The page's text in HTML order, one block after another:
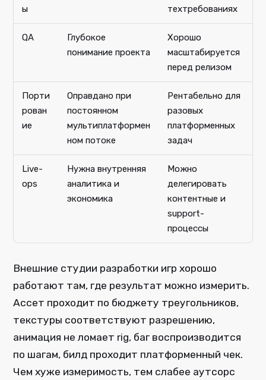
ы
техтребованиях
QA
Глубокое
понимание проекта
Хорошо
масштабируется
перед релизом
Порти
рован
ие
Оправдано при
постоянном
мультиплатформен
ном потоке
Рентабельно для
разовых
платформенных
задач
Live-
ops
Нужна внутренняя
аналитика и
экономика
Можно
делегировать
контентные и
support-
процессы
Внешние студии разработки игр хорошо
работают там, где результат можно измерить.
Ассет проходит по бюджету треугольников,
текстуры соответствуют разрешению,
анимация не ломает rig, баг воспроизводится
по шагам, билд проходит платформенный чек.
Чем хуже измеримость, тем слабее аутсорс